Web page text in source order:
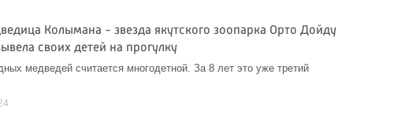
Колымана - звезда якутского зоопарка Орто Дойду
своих детей на прогулку
медведей считается многодетной. За 8 лет это уже третий